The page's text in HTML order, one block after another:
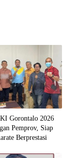
Gorontalo 2026
Pemprov, Siap
Berprestasi